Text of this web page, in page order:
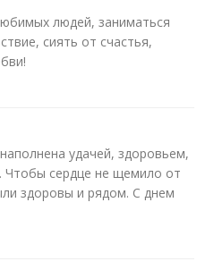
людей, заниматься
сиять от счастья,
удачей, здоровьем,
сердце не щемило от
здоровы и рядом. С днем